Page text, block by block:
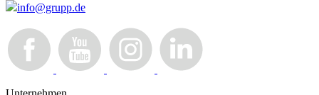
info@grupp.de